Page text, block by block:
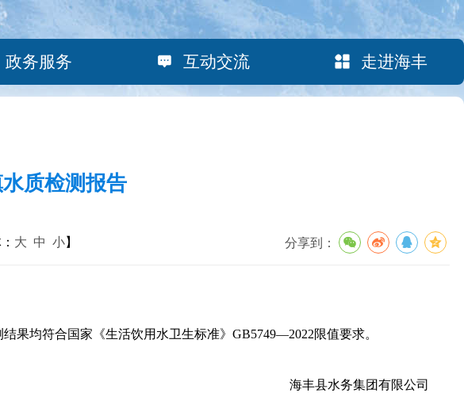
政务服务 互动交流 走进海丰
质检测报告
大 中 小】 分享到：
均符合国家《生活饮用水卫生标准》GB5749—2022限值要求。
海丰县水务集团有限公司